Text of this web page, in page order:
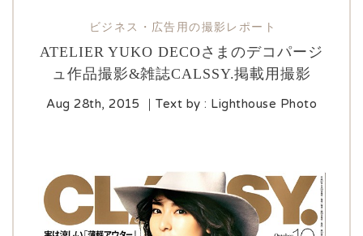
ATELIER YUKO DECOさまのデコパージ
ュ作品撮影&雑誌CALSSY.掲載用撮影
Aug 28th, 2015 ｜Text by : Lighthouse Photo